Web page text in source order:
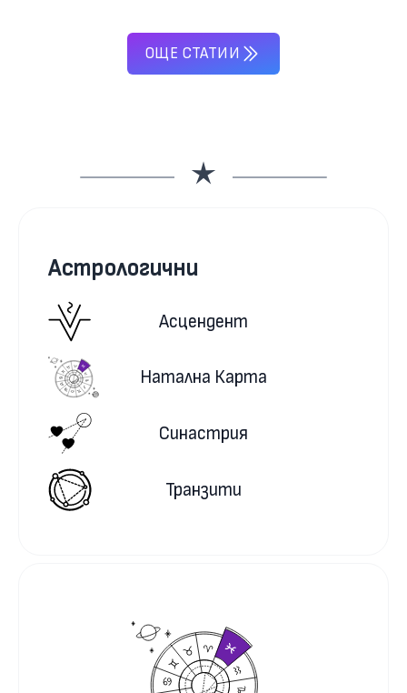
ОЩЕ СТАТИИ
Астрологични
Асцендент
Натална Карта
Синастрия
Транзити